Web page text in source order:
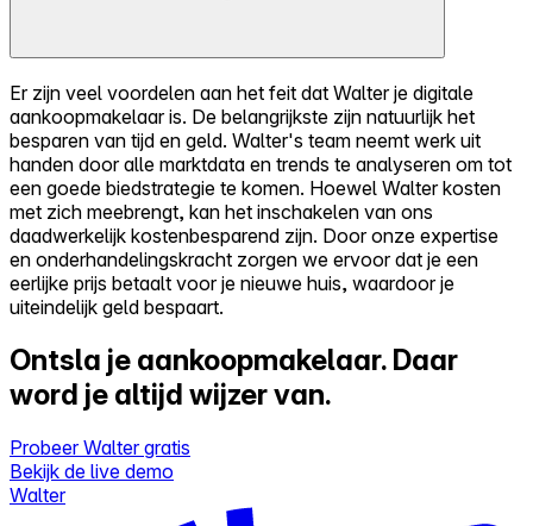
Er zijn veel voordelen aan het feit dat Walter je digitale
aankoopmakelaar is. De belangrijkste zijn natuurlijk het
besparen van tijd en geld. Walter's team neemt werk uit
handen door alle marktdata en trends te analyseren om tot
een goede biedstrategie te komen. Hoewel Walter kosten
met zich meebrengt, kan het inschakelen van ons
daadwerkelijk kostenbesparend zijn. Door onze expertise
en onderhandelingskracht zorgen we ervoor dat je een
eerlijke prijs betaalt voor je nieuwe huis, waardoor je
uiteindelijk geld bespaart.
Ontsla je aankoopmakelaar. Daar
word je altijd wijzer van.
Probeer Walter gratis
Bekijk de live demo
Walter